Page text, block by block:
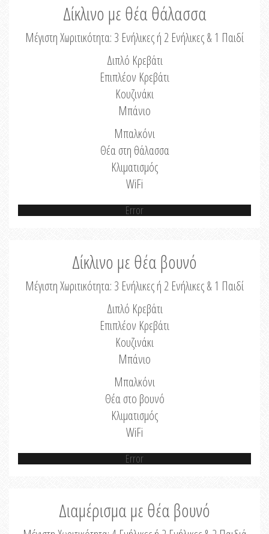
Δίκλινο με θέα θάλασσα
Μέγιστη Χωριτικότητα: 3 Ενήλικες ή 2 Ενήλικες & 1 Παιδί
Διπλό Κρεβάτι
Επιπλέον Κρεβάτι
Κουζινάκι
Μπάνιο
Μπαλκόνι
Θέα στη θάλασσα
Κλιματισμός
WiFi
Error
Δίκλινο με θέα βουνό
Μέγιστη Χωριτικότητα: 3 Ενήλικες ή 2 Ενήλικες & 1 Παιδί
Διπλό Κρεβάτι
Επιπλέον Κρεβάτι
Κουζινάκι
Μπάνιο
Μπαλκόνι
Θέα στο βουνό
Κλιματισμός
WiFi
Error
Διαμέρισμα με θέα βουνό